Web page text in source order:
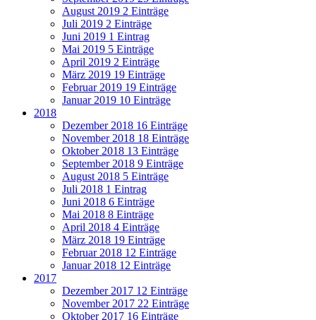
August 2019 2 Einträge
Juli 2019 2 Einträge
Juni 2019 1 Eintrag
Mai 2019 5 Einträge
April 2019 2 Einträge
März 2019 19 Einträge
Februar 2019 19 Einträge
Januar 2019 10 Einträge
2018
Dezember 2018 16 Einträge
November 2018 18 Einträge
Oktober 2018 13 Einträge
September 2018 9 Einträge
August 2018 5 Einträge
Juli 2018 1 Eintrag
Juni 2018 6 Einträge
Mai 2018 8 Einträge
April 2018 4 Einträge
März 2018 19 Einträge
Februar 2018 12 Einträge
Januar 2018 12 Einträge
2017
Dezember 2017 12 Einträge
November 2017 22 Einträge
Oktober 2017 16 Einträge